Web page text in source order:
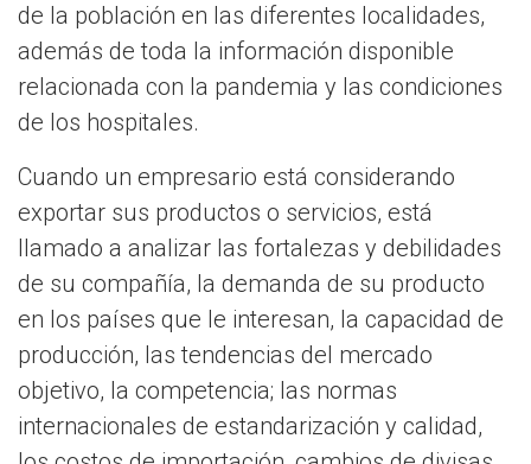
de la población en las diferentes localidades,
además de toda la información disponible
relacionada con la pandemia y las condiciones
de los hospitales.
Cuando un empresario está considerando
exportar sus productos o servicios, está
llamado a analizar las fortalezas y debilidades
de su compañía, la demanda de su producto
en los países que le interesan, la capacidad de
producción, las tendencias del mercado
objetivo, la competencia; las normas
internacionales de estandarización y calidad,